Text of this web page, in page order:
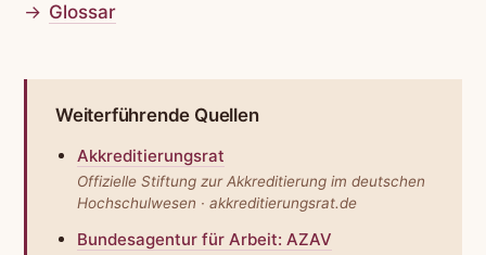
Glossar
Weiterführende Quellen
Akkreditierungsrat
Offizielle Stiftung zur Akkreditierung im deutschen
Hochschulwesen · akkreditierungsrat.de
Bundesagentur für Arbeit: AZAV